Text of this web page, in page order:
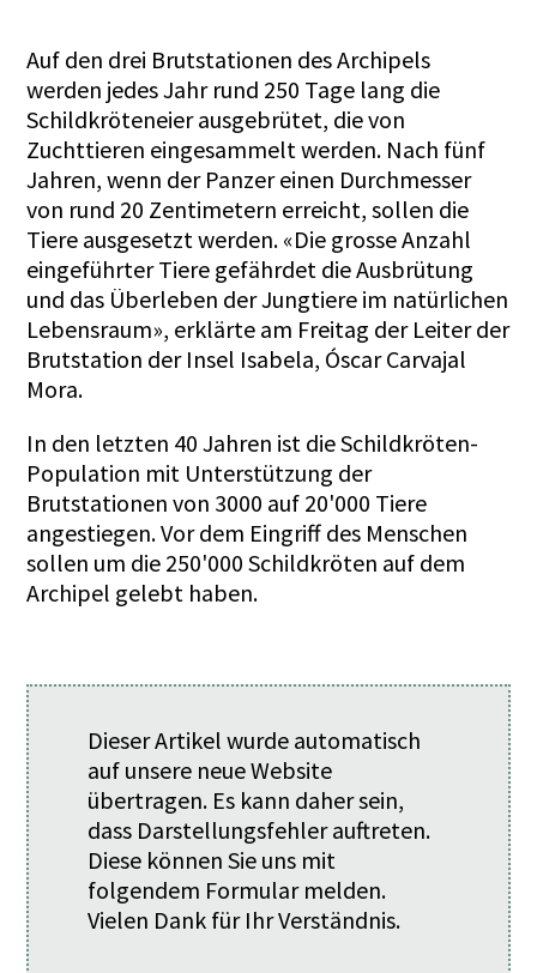
Auf den drei Brutstationen des Archipels
werden jedes Jahr rund 250 Tage lang die
Schildkröteneier ausgebrütet, die von
Zuchttieren eingesammelt werden. Nach fünf
Jahren, wenn der Panzer einen Durchmesser
von rund 20 Zentimetern erreicht, sollen die
Tiere ausgesetzt werden. «Die grosse Anzahl
eingeführter Tiere gefährdet die Ausbrütung
und das Überleben der Jungtiere im natürlichen
Lebensraum», erklärte am Freitag der Leiter der
Brutstation der Insel Isabela, Óscar Carvajal
Mora.
In den letzten 40 Jahren ist die Schildkröten-
Population mit Unterstützung der
Brutstationen von 3000 auf 20'000 Tiere
angestiegen. Vor dem Eingriff des Menschen
sollen um die 250'000 Schildkröten auf dem
Archipel gelebt haben.
Dieser Artikel wurde automatisch
auf unsere neue Website
übertragen. Es kann daher sein,
dass Darstellungsfehler auftreten.
Diese können Sie uns mit
folgendem Formularmelden.
Vielen Dank für Ihr Verständnis.